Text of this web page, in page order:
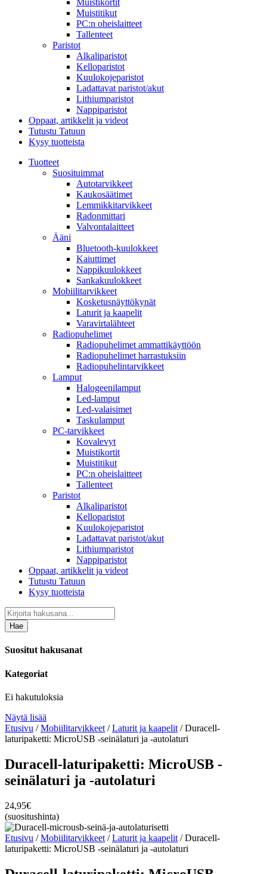
Muistikortit
Muistitikut
PC:n oheislaitteet
Tallenteet
Paristot
Alkaliparistot
Kelloparistot
Kuulokojeparistot
Ladattavat paristot/akut
Lithiumparistot
Nappiparistot
Oppaat, artikkelit ja videot
Tutustu Tatuun
Kysy tuotteista
Tuotteet
Suosituimmat
Autotarvikkeet
Kaukosäätimet
Lemmikkitarvikkeet
Radonmittari
Valvontalaitteet
Ääni
Bluetooth-kuulokkeet
Kaiuttimet
Nappikuulokkeet
Sankakuulokkeet
Mobiilitarvikkeet
Kosketusnäyttökynät
Laturit ja kaapelit
Varavirtalähteet
Radiopuhelimet
Radiopuhelimet ammattikäyttöön
Radiopuhelimet harrastuksiin
Radiopuhelintarvikkeet
Lamput
Halogeenilamput
Led-lamput
Led-valaisimet
Taskulamput
PC-tarvikkeet
Kovalevyt
Muistikortit
Muistitikut
PC:n oheislaitteet
Tallenteet
Paristot
Alkaliparistot
Kelloparistot
Kuulokojeparistot
Ladattavat paristot/akut
Lithiumparistot
Nappiparistot
Oppaat, artikkelit ja videot
Tutustu Tatuun
Kysy tuotteista
Hae
Suositut hakusanat
Kategoriat
Ei hakutuloksia
Näytä lisää
Etusivu /Mobiilitarvikkeet /Laturit ja kaapelit / Duracell-
laturipaketti: MicroUSB -seinälaturi ja -autolaturi
Duracell-laturipaketti: MicroUSB -
seinälaturi ja -autolaturi
24,95€
(suositushinta)
Etusivu /Mobiilitarvikkeet /Laturit ja kaapelit / Duracell-
laturipaketti: MicroUSB -seinälaturi ja -autolaturi